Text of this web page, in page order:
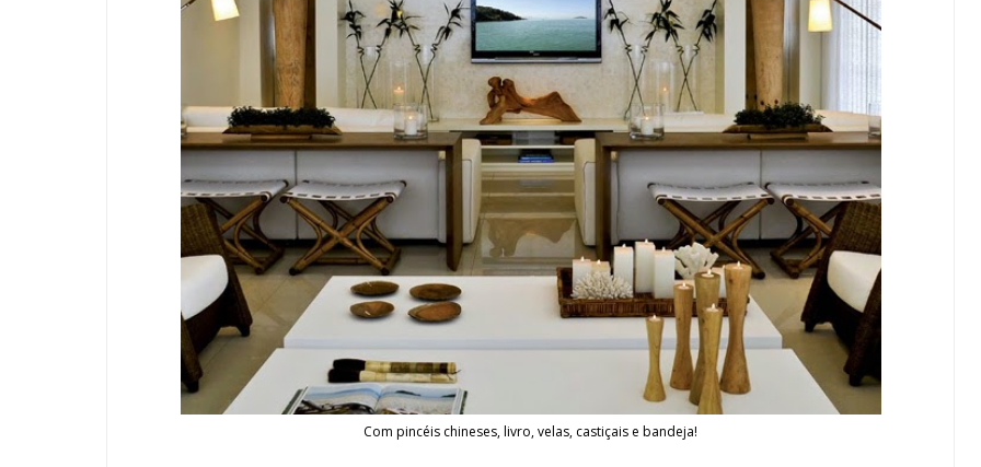
Com pincéis chineses, livro, velas, castiçais e bandeja!